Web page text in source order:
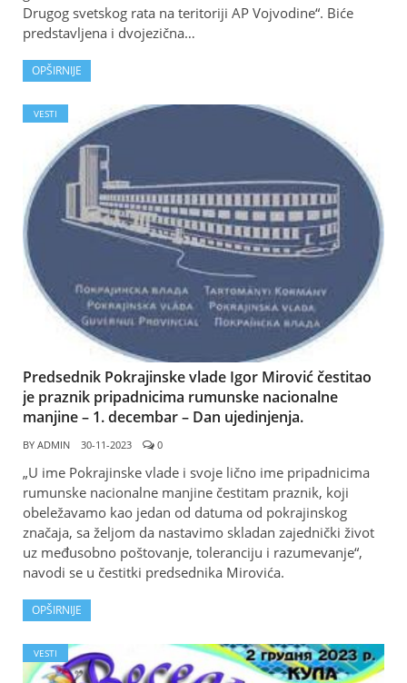
Drugog svetskog rata na teritoriji AP Vojvodine“. Biće
predstavljena i dvojezična…
OPŠIRNIJE
VESTI
Predsednik Pokrajinske vlade Igor Mirović čestitao
je praznik pripadnicima rumunske nacionalne
manjine – 1. decembar – Dan ujedinjenja.
BY ADMIN 30-11-2023 0
„U ime Pokrajinske vlade i svoje lično ime pripadnicima
rumunske nacionalne manjine čestitam praznik, koji
obeležavamo kao jedan od datuma od pokrajinskog
značaja, sa željom da nastavimo skladan zajednički život
uz međusobno poštovanje, toleranciju i razumevanje“,
navodi se u čestitki predsednika Mirovića.
OPŠIRNIJE
VESTI